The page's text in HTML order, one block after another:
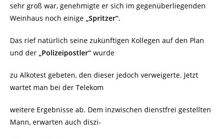
sehr groß war, genehmigte er sich im gegenüberliegenden
Weinhaus noch einige „Spritzer“.
Das rief natürlich seine zukünftigen Kollegen auf den Plan
und der „Polizeipostler“ wurde
zu Alkotest gebeten, den dieser jedoch verweigerte. Jetzt
wartet man bei der Telekom
weitere Ergebnisse ab. Dem inzwischen dienstfrei gestellten
Mann, erwarten auch diszi-